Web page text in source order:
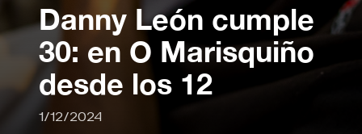
Danny León cumple
30: en O Marisquiño
desde los 12
1/12/2024